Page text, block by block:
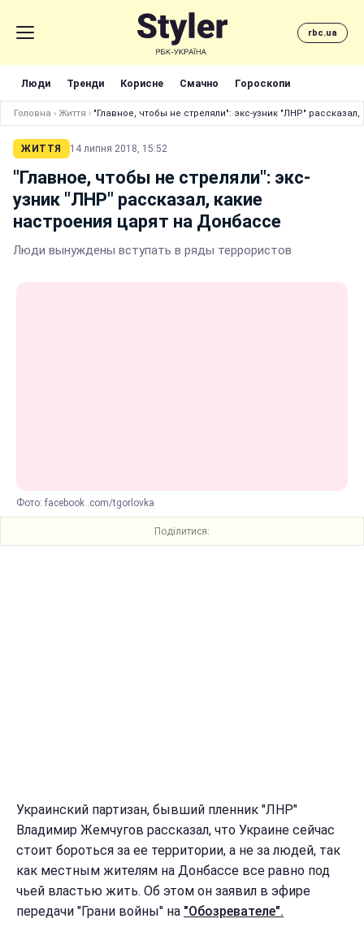
rbc.ua
Люди Тренди Корисне Смачно Гороскопи
Головна › Життя › "Главное, чтобы не стреляли": экс-узник "ЛНР"
ЖИТТЯ 14 липня 2018, 15:52
"Главное, чтобы не стреляли": экс-
узник "ЛНР" рассказал, какие
настроения царят на Донбассе
Люди вынуждены вступать в ряды террористов
Фото: facebook .com/tgorlovka
Поділитися:
Украинский партизан, бывший пленник "ЛНР"
Владимир Жемчугов рассказал, что Украине сейчас
стоит бороться за ее территории, а не за людей, так
как местным жителям на Донбассе все равно под
чьей властью жить. Об этом он заявил в эфире
передачи "Грани войны" на "Обозревателе".